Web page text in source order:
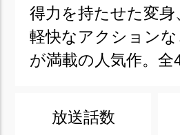
得力を持たせた変身
軽快なアクション
が満載の人気作。全
放送話数